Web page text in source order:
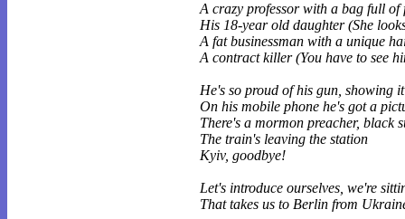
A crazy professor with a bag full of
His 18-year old daughter (She
A fat businessman with a unique
A contract killer (You have to see
He's so proud of his gun, showing
On his mobile phone he's got a
There's a mormon preacher, black
The train's leaving the station
Kyiv, goodbye!
Let's introduce ourselves, we're
That takes us to Berlin from